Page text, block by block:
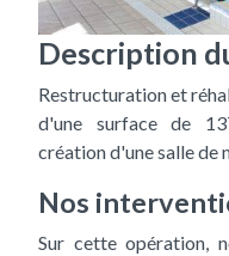
Description
Restructuration et
d'une surface de
création d'une salle de
Nos
Sur cette opération,